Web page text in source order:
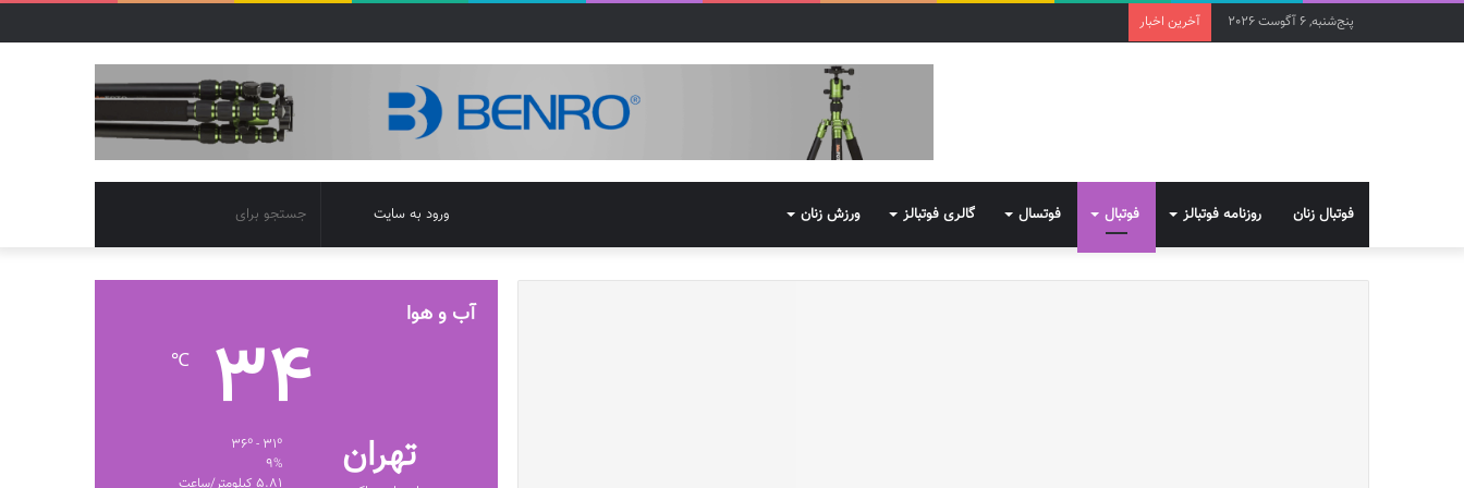
پنج‌شنبه, 6 آگوست 2026 آخرین اخبار
فوتبال زنان روزنامه فوتبالز فوتبال فوتسال گالری فوتبالز ورزش زنان
برای
تغییر
پوسته
ورود به سایت
آب و هوا
تهران
34
℃
9%
5.81 کیلومتر/ساعت